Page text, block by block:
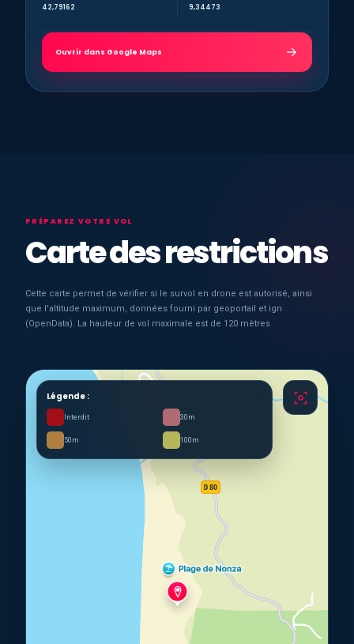
42,79162 9,34473
Ouvrir dans Google Maps
PRÉPAREZ VOTRE VOL
Carte des restrictions
Cette carte permet de vérifier si le survol en drone est autorisé, ainsi
que l'altitude maximum, données fourni par geoportail et ign
(OpenData). La hauteur de vol maximale est de 120 mètres
Légende :
Interdit 30m
50m 100m